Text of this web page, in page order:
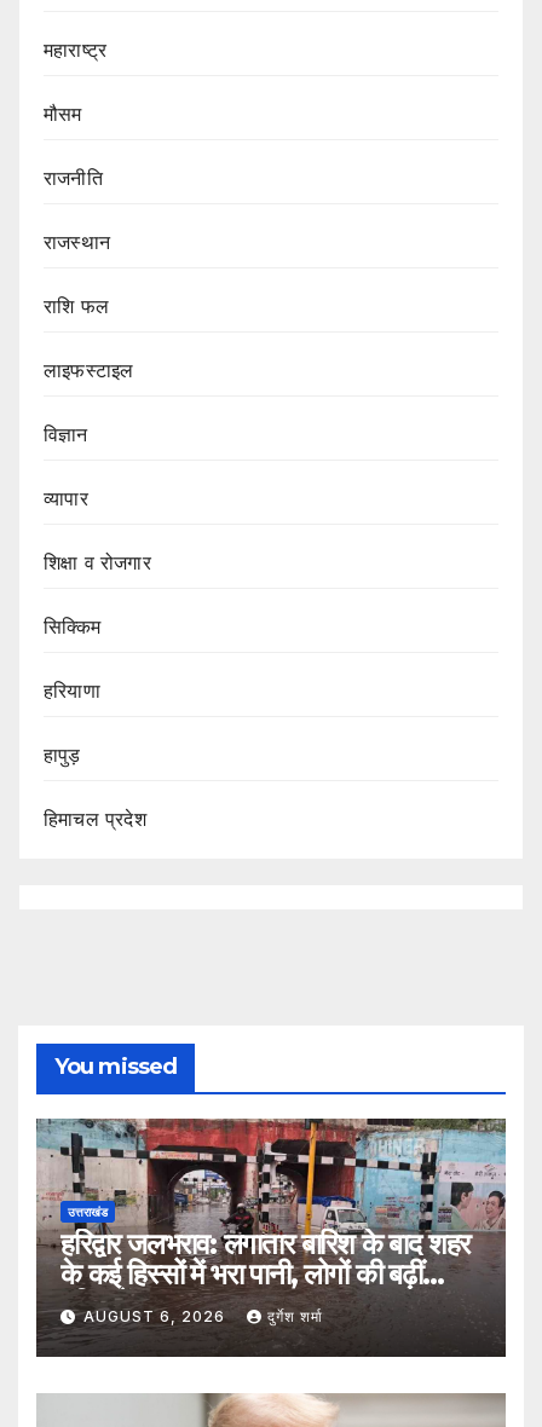
महाराष्ट्र
मौसम
राजनीति
राजस्थान
राशि फल
लाइफस्टाइल
विज्ञान
व्यापार
शिक्षा व रोजगार
सिक्किम
हरियाणा
हापुड़
हिमाचल प्रदेश
You missed
उत्तराखंड
हरिद्वार जलभराव: लगातार बारिश के बाद शहर
के कई हिस्सों में भरा पानी, लोगों की बढ़ीं
मुश्किलें
AUGUST 6, 2026 दुर्गेश शर्मा